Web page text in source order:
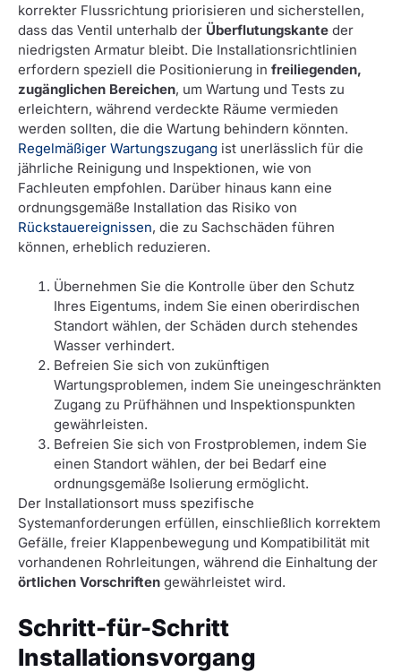
korrekter Flussrichtung priorisieren und sicherstellen,
dass das Ventil unterhalb der Überflutungskante der
niedrigsten Armatur bleibt. Die Installationsrichtlinien
erfordern speziell die Positionierung in freiliegenden,
zugänglichen Bereichen, um Wartung und Tests zu
erleichtern, während verdeckte Räume vermieden
werden sollten, die die Wartung behindern könnten.
Regelmäßiger Wartungszugang ist unerlässlich für die
jährliche Reinigung und Inspektionen, wie von
Fachleuten empfohlen. Darüber hinaus kann eine
ordnungsgemäße Installation das Risiko von
Rückstauereignissen, die zu Sachschäden führen
können, erheblich reduzieren.
Übernehmen Sie die Kontrolle über den Schutz
Ihres Eigentums, indem Sie einen oberirdischen
Standort wählen, der Schäden durch stehendes
Wasser verhindert.
Befreien Sie sich von zukünftigen
Wartungsproblemen, indem Sie uneingeschränkten
Zugang zu Prüfhähnen und Inspektionspunkten
gewährleisten.
Befreien Sie sich von Frostproblemen, indem Sie
einen Standort wählen, der bei Bedarf eine
ordnungsgemäße Isolierung ermöglicht.
Der Installationsort muss spezifische
Systemanforderungen erfüllen, einschließlich korrektem
Gefälle, freier Klappenbewegung und Kompatibilität mit
vorhandenen Rohrleitungen, während die Einhaltung der
örtlichen Vorschriften gewährleistet wird.
Schritt-für-Schritt
Installationsvorgang